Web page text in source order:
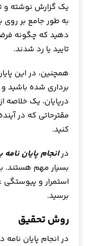
یک گزارش نوشته و
به طور جامع بر
دهید که چگونه
تایید یا رد شدند.
همچنین، در این
برداری شده باشید
درپایان، یک خلاصه
مقترحاتی که در
کنید.
درانجام پایان
بسیار مهم هستند.
استمرار و پیوستگی
برسید.
روش تحقیق
در انجام پایان